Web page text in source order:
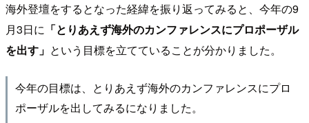
海外登壇をするとなった経緯を振り返ってみると、今年の9
月3日に 「とりあえず海外のカンファレンスにプロポーザル
を出す」 という目標を立てていることが分かりました。
今年の目標は、とりあえず海外のカンファレンスにプロ
ポーザルを出してみるになりました。